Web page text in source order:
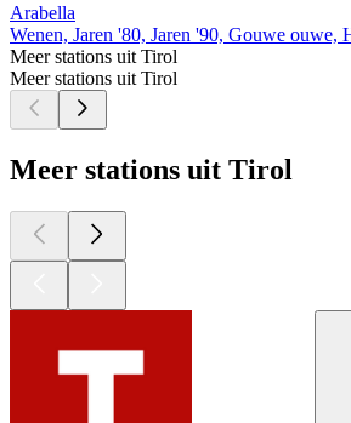
Arabella
Wenen, Jaren '80, Jaren '90, Gouwe ouwe,
Meer stations uit Tirol
Meer stations uit Tirol
Meer stations uit Tirol